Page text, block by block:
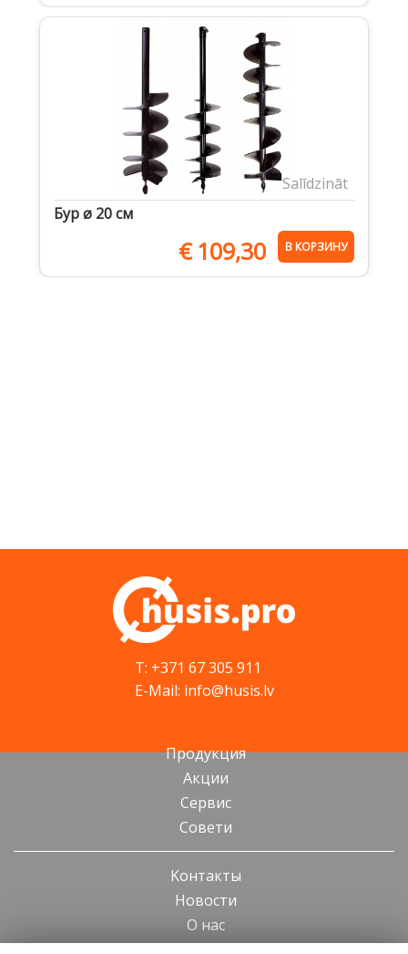
Salīdzināt
Бур ø 20 cм
€109,30 В КОРЗИНУ
T: +371 67 305 911
E-Mail: info@husis.lv
Продукция
Акции
Cервис
Cовети
Kонтакты
Новости
О нас